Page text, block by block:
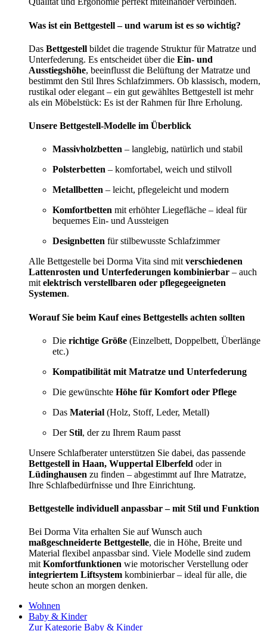
Was ist ein Bettgestell – und warum ist es so wichtig?
Das Bettgestell bildet die tragende Struktur für Matratze und
Unterfederung. Es entscheidet über die Ein- und
Ausstiegshöhe, beeinflusst die Belüftung der Matratze und
bestimmt den Stil Ihres Schlafzimmers. Ob klassisch, modern,
rustikal oder elegant – ein gut gewähltes Bettgestell ist mehr
als ein Möbelstück: Es ist der Rahmen für Ihre Erholung.
Unsere Bettgestell-Modelle im Überblick
Massivholzbetten – langlebig, natürlich und stabil
Polsterbetten – komfortabel, weich und stilvoll
Metallbetten – leicht, pflegeleicht und modern
Komfortbetten mit erhöhter Liegefläche – ideal für
bequemes Ein- und Aussteigen
Designbetten für stilbewusste Schlafzimmer
Alle Bettgestelle bei Dorma Vita sind mit verschiedenen
Lattenrosten und Unterfederungen kombinierbar – auch
mit elektrisch verstellbaren oder pflegegeeigneten
Systemen.
Worauf Sie beim Kauf eines Bettgestells achten sollten
Die richtige Größe (Einzelbett, Doppelbett, Überlänge
etc.)
Kompatibilität mit Matratze und Unterfederung
Die gewünschte Höhe für Komfort oder Pflege
Das Material (Holz, Stoff, Leder, Metall)
DerStil, der zu Ihrem Raum passt
Unsere Schlafberater unterstützen Sie dabei, das passende
Bettgestell in Haan, Wuppertal Elberfeld oder in
Lüdinghausen zu finden – abgestimmt auf Ihre Matratze,
Ihre Schlafbedürfnisse und Ihre Einrichtung.
Bettgestelle individuell anpassbar – mit Stil und Funktion
Bei Dorma Vita erhalten Sie auf Wunsch auch
maßgeschneiderte Bettgestelle, die in Höhe, Breite und
Material flexibel anpassbar sind. Viele Modelle sind zudem
mit Komfortfunktionen wie motorischer Verstellung oder
integriertem Liftsystem kombinierbar – ideal für alle, die
heute schon an morgen denken.
Wohnen
Baby & Kinder
Zur Kategorie Baby & Kinder